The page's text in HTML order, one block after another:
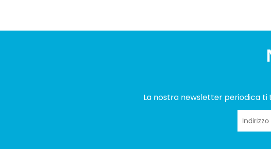
La nostra newsletter periodica